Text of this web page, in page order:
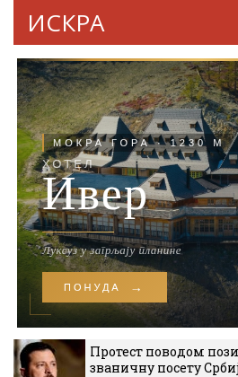
ИСКРА
Протест поводом
званичну посету